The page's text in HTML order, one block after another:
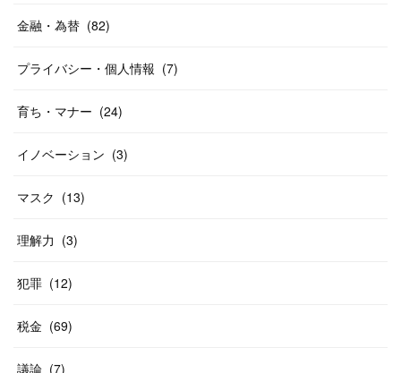
金融・為替 (82)
プライバシー・個人情報 (7)
育ち・マナー (24)
イノベーション (3)
マスク (13)
理解力 (3)
犯罪 (12)
税金 (69)
議論 (7)